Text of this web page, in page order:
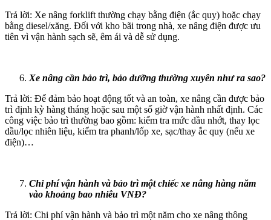
Trả lời: Xe nâng forklift thường chạy bằng điện (ắc quy) hoặc chạy
bằng diesel/xăng. Đối với kho bãi trong nhà, xe nâng điện được ưu
tiên vì vận hành sạch sẽ, êm ái và dễ sử dụng.
Xe nâng cần bảo trì, bảo dưỡng thường xuyên như ra sao?
Trả lời: Để đảm bảo hoạt động tốt và an toàn, xe nâng cần được bảo
trì định kỳ hàng tháng hoặc sau một số giờ vận hành nhất định. Các
công việc bảo trì thường bao gồm: kiểm tra mức dầu nhớt, thay lọc
dầu/lọc nhiên liệu, kiểm tra phanh/lốp xe, sạc/thay ắc quy (nếu xe
điện)…
Chi phí vận hành và bảo trì một chiếc xe nâng hàng năm
vào khoảng bao nhiêu VNĐ?
Trả lời: Chi phí vận hành và bảo trì một năm cho xe nâng thông